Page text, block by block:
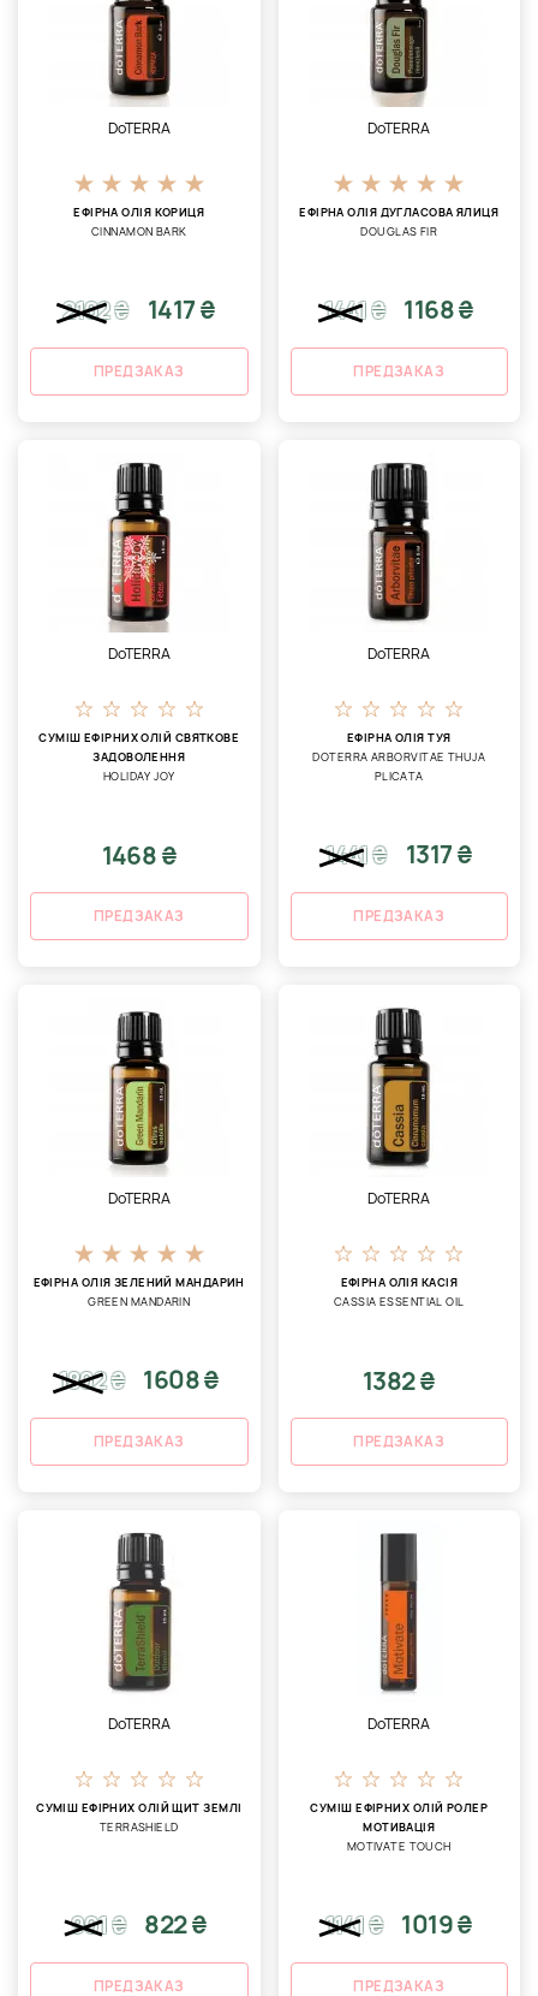
DoTERRA
ЕФІРНА ОЛІЯ КОРИЦЯ
CINNAMON BARK
2102₴ 1417 ₴
ПРЕДЗАКАЗ
DoTERRA
ЕФІРНА ОЛІЯ ДУГЛАСОВА ЯЛИЦЯ
DOUGLAS FIR
1441₴ 1168 ₴
ПРЕДЗАКАЗ
DoTERRA
СУМІШ ЕФІРНИХ ОЛІЙ СВЯТКОВЕ
ЗАДОВОЛЕННЯ
HOLIDAY JOY
1468 ₴
ПРЕДЗАКАЗ
DoTERRA
ЕФІРНА ОЛІЯ ТУЯ
DOTERRA ARBORVITAE THUJA
PLICATA
1441₴ 1317 ₴
ПРЕДЗАКАЗ
DoTERRA
ЕФІРНА ОЛІЯ ЗЕЛЕНИЙ МАНДАРИН
GREEN MANDARIN
1802₴ 1608 ₴
ПРЕДЗАКАЗ
DoTERRA
ЕФІРНА ОЛІЯ КАСІЯ
CASSIA ESSENTIAL OIL
1382 ₴
ПРЕДЗАКАЗ
DoTERRA
СУМІШ ЕФІРНИХ ОЛІЙ ЩИТ ЗЕМЛІ
TERRASHIELD
901₴ 822 ₴
ПРЕДЗАКАЗ
DoTERRA
СУМІШ ЕФІРНИХ ОЛІЙ РОЛЕР
МОТИВАЦІЯ
MOTIVATE TOUCH
1141₴ 1019 ₴
ПРЕДЗАКАЗ